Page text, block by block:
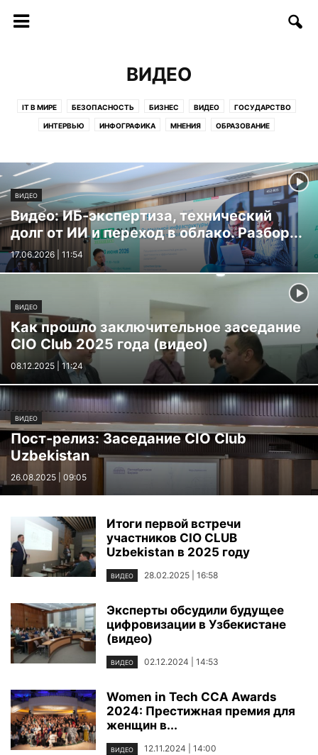
ВИДЕО
IT В МИРЕ БЕЗОПАСНОСТЬ БИЗНЕС ВИДЕО ГОСУДАРСТВО
ИНТЕРВЬЮ ИНФОГРАФИКА МНЕНИЯ ОБРАЗОВАНИЕ
ТЕЛЕКОММУНИКАЦИИ ТЕХНОЛОГИИ ФИНАНСЫ ФОТО
ЦИФРЫ И ФАКТЫ
ВИДЕО
Видео: ИБ-экспертиза, технический
долг от ИИ и переход в облако. Разбор...
17.06.2026 | 11:54
ВИДЕО
Как прошло заключительное заседание
CIO Club 2025 года (видео)
08.12.2025 | 11:24
ВИДЕО
Пост-релиз: Заседание CIO Club
Uzbekistan
26.08.2025 | 09:05
Итоги первой встречи
участников CIO CLUB
Uzbekistan в 2025 году
ВИДЕО 28.02.2025 | 16:58
Эксперты обсудили будущее
цифровизации в Узбекистане
(видео)
ВИДЕО 02.12.2024 | 14:53
Women in Tech CCA Awards
2024: Престижная премия для
женщин в...
ВИДЕО 12.11.2024 | 14:00